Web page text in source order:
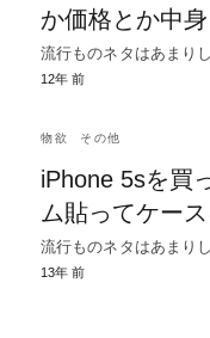
か価格とか中
流行ものネタはあまり
12年 前
物欲 その他
iPhone 5sを買
ム貼ってケー
流行ものネタはあまり
13年 前